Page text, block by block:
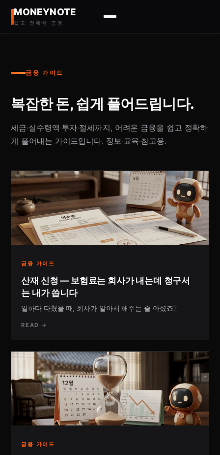
MONEYNOTE
쉽고 정확한 금융
금융 가이드
복잡한 돈, 쉽게 풀어드립니다.
세금·실수령액·투자·절세까지, 어려운 금융을 쉽고 정확하
게 풀어내는 가이드입니다. 정보·교육·참고용.
금융 가이드
산재 신청 — 보험료는 회사가 내는데 청구서
는 내가 씁니다
일하다 다쳤을 때, 회사가 알아서 해주는 줄 아셨죠?
READ →
금융 가이드